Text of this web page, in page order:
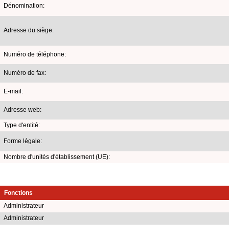
Dénomination:
Adresse du siège:
Numéro de téléphone:
Numéro de fax:
E-mail:
Adresse web:
Type d'entité:
Forme légale:
Nombre d'unités d'établissement (UE):
Fonctions
Administrateur
Administrateur